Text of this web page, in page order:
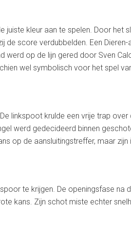
kleur aan te spelen. Door het
de score verdubbelden. Een
werd op de lijn gered door Sven
wel symbolisch voor het spel
linkspoot krulde een vrije trap
werd gedecideerd binnen
op de aansluitingstreffer, maar
te krijgen. De openingsfase
kans. Zijn schot miste echter